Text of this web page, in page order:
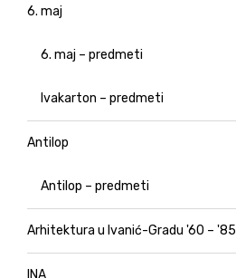
6. maj
6. maj – predmeti
Ivakarton – predmeti
Antilop
Antilop – predmeti
Arhitektura u Ivanić-Gradu '60 – '85